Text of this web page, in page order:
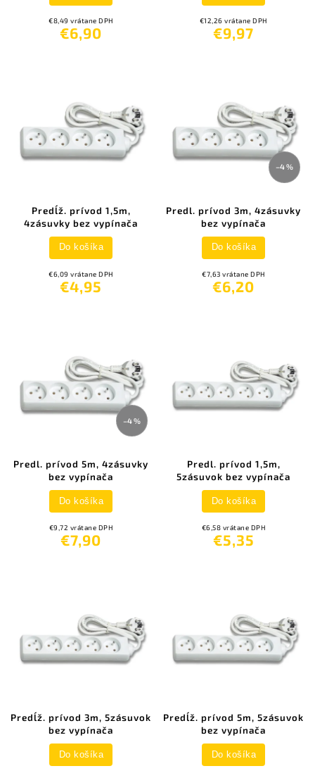
€8,49 vrátane DPH
€6,90
€12,26 vrátane DPH
€9,97
Predĺž. prívod 1,5m,
4zásuvky bez vypínača
€6,09 vrátane DPH
€4,95
Do košíka
–4 %
Predl. prívod 3m, 4zásuvky
bez vypínača
€7,63 vrátane DPH
€6,20
Do košíka
–4 %
Predl. prívod 5m, 4zásuvky
bez vypínača
€9,72 vrátane DPH
€7,90
Do košíka
Predl. prívod 1,5m,
5zásuvok bez vypínača
€6,58 vrátane DPH
€5,35
Do košíka
Predĺž. prívod 3m, 5zásuvok
bez vypínača
Do košíka
Predĺž. prívod 5m, 5zásuvok
bez vypínača
Do košíka